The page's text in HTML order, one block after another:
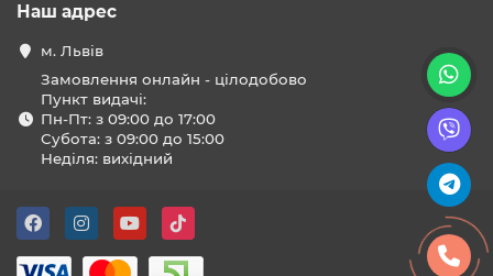
Наш адрес
м. Львів
Замовлення онлайн - цілодобово
Пункт видачі:
Пн-Пт: з 09:00 до 17:00
Субота: з 09:00 до 15:00
Неділя: вихідний